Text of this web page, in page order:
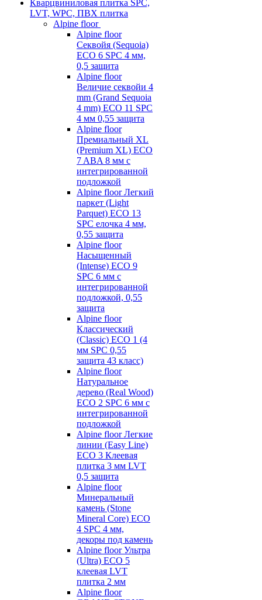
Кварцвиниловая плитка SPC,
LVT, WPC, ПВХ плитка
Alpine floor
Alpine floor
Секвойя (Sequoia)
ECO 6 SPC 4 мм,
0,5 защита
Alpine floor
Величие секвойи 4
mm (Grand Sequoia
4 mm) ECO 11 SPC
4 мм 0,55 защита
Alpine floor
Премиальный XL
(Premium XL) ECO
7 ABA 8 мм с
интегрированной
подложкой
Alpine floor Легкий
паркет (Light
Parquet) ECO 13
SPC елочка 4 мм,
0,55 защита
Alpine floor
Насыщенный
(Intense) ECO 9
SPC 6 мм с
интегрированной
подложкой, 0,55
защита
Alpine floor
Классический
(Classic) ECO 1 (4
мм SPC 0,55
защита 43 класс)
Alpine floor
Натуральное
дерево (Real Wood)
ECO 2 SPC 6 мм с
интегрированной
подложкой
Alpine floor Легкие
линии (Easy Line)
ECO 3 Клеевая
плитка 3 мм LVT
0,5 защита
Alpine floor
Минеральный
камень (Stone
Mineral Core) ECO
4 SPC 4 мм,
декоры под камень
Alpine floor Ультра
(Ultra) ECO 5
клеевая LVT
плитка 2 мм
Alpine floor